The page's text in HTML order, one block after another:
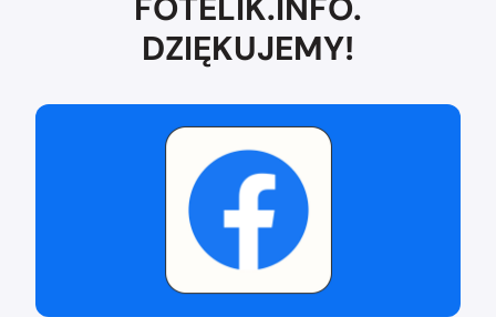
DZIĘKUJEMY!